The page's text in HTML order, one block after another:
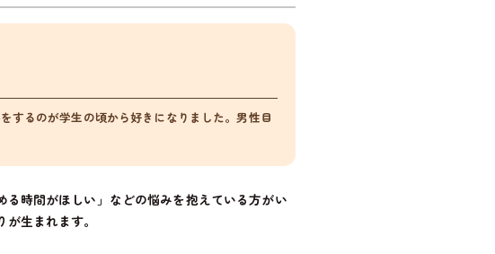
するのが学生の頃から好きになりました。男性目
時間がほしい」などの悩みを抱えている方がい
生まれます。